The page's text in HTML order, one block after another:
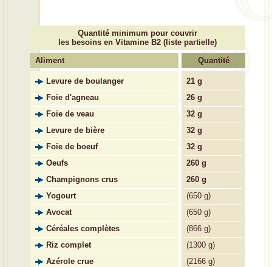
Quantité minimum pour couvrir
les besoins en Vitamine B2 (liste partielle)
Aliment
Quantité
Levure de boulanger
Foie d'agneau
Foie de veau
Levure de bière
Foie de boeuf
Oeufs
Champignons crus
Yogourt
Avocat
Céréales complètes
Riz complet
Azérole crue
21 g
26 g
32 g
32 g
32 g
260 g
260 g
(650 g)
(650 g)
(866 g)
(1300 g)
(2166 g)